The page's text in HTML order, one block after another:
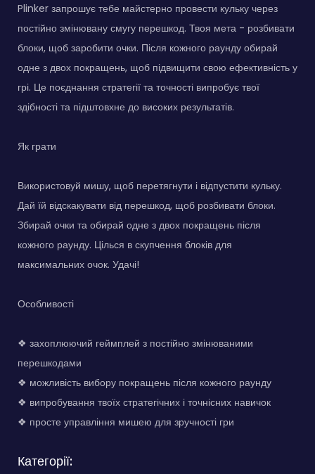
Plinker запрошує тебе майстерно провести кульку через
постійно змінювану смугу перешкод. Твоя мета - розбивати
блоки, щоб заробити очки. Після кожного раунду обирай
одне з двох покращень, щоб підвищити свою ефективність у
грі. Це поєднання стратегії та точності випробує твої
здібності та підштовхне до високих результатів.
Як грати
Використовуй мишу, щоб перетягнути і відпустити кульку.
Дай їй відскакувати від перешкод, щоб розбивати блоки.
Збирай очки та обирай одне з двох покращень після
кожного раунду. Цілься в скупчення блоків для
максимальних очок. Удачі!
Особливості
❖ захоплюючий геймплей з постійно змінюваними
перешкодами
❖ можливість вибору покращень після кожного раунду
❖ випробування твоїх стратегічних і точнісних навичок
❖ просте управління мишею для зручності гри
Категорії: